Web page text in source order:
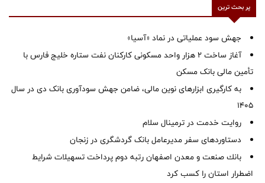
پر بحث ترین
جهش سود عملیاتی در نماد «آسیا»
آغاز ساخت ۲ هزار واحد مسکونی کارکنان نفت ستاره خلیج فارس با
تأمین مالی بانک مسکن
به کارگیری ابزارهای نوین مالی، ضامن جهش سودآوری بانک دی در سال
1405
روایت خدمت در ترمینال سلام
دستاوردهای سفر مدیرعامل بانک گردشگری در زنجان
بانك صنعت و معدن اصفهان رتبه دوم پرداخت تسهیلات شرایط
اضطرار استان را كسب كرد